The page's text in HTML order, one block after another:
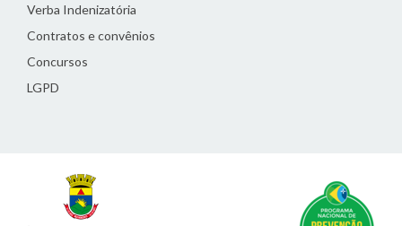
Verba Indenizatória
Contratos e convênios
Concursos
LGPD